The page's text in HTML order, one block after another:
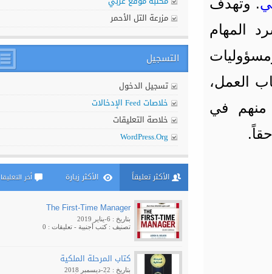
. وتهدف
العمل،
في
مزرعة التل الأحمر
التسجيل
تسجيل الدخول
خلاصات Feed الإدخالات
خلاصة التعليقات
WordPress.org
الأكثر تعليقاً الأكثر زيارة أخر التعليقات
The First-Time Manager
بتاريخ : 6-يناير 2019
تصنيف :كتب أجنبية- تعليقات : 0
كتاب المرحلة الملكية
بتاريخ : 22-ديسمبر 2018